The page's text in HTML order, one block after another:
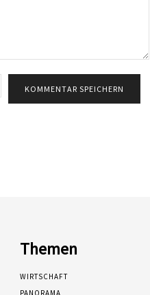
Mail:*
Themen
WIRTSCHAFT
PANORAMA